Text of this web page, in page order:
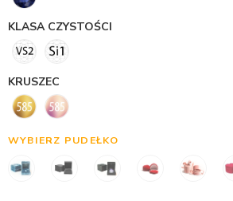
KLASA CZYSTOŚCI
KRUSZEC
WYBIERZ PUDEŁKO